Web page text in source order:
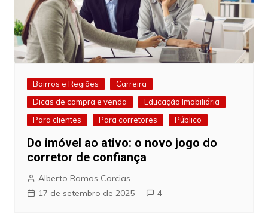
Bairros e Regiões
Carreira
Dicas de compra e venda
Educação Imobiliária
Para clientes
Para corretores Público
Do imóvel ao ativo: o novo jogo do
corretor de confiança
Alberto Ramos Corcias
17 de setembro de 2025
4